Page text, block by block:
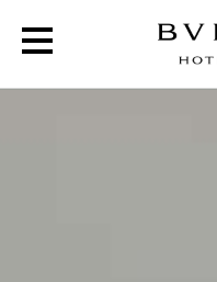
宝格丽酒